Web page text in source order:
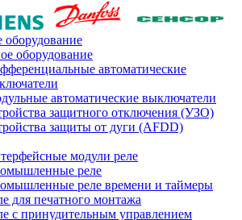
оборудование
оборудование
автоматические
автоматические выключатели
защитного отключения (УЗО)
защиты от дуги (AFDD)
модули реле
реле
реле времени и таймеры
для печатного монтажа
с принудительным управлением